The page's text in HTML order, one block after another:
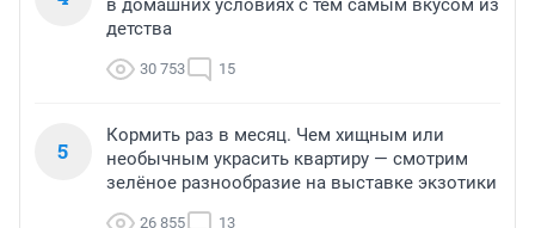
в домашних условиях с тем самым вкусом из
детства
30 753 15
5
Кормить раз в месяц. Чем хищным или
необычным украсить квартиру — смотрим
зелёное разнообразие на выставке экзотики
26 855 13